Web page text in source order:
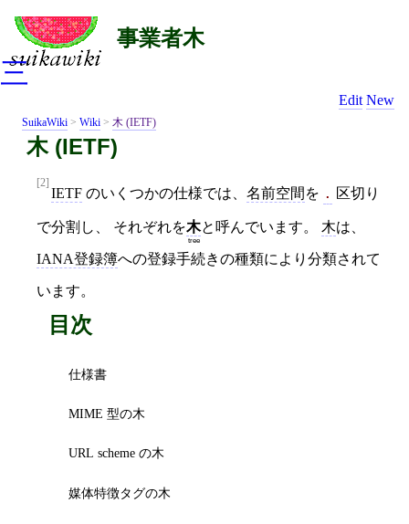
事業者木
Edit New
SuikaWiki > Wiki > 木 (IETF)
木 (IETF)
[2]
IETF のいくつかの仕様では、 名前空間 を . 区切り
で分割し、 それぞれを木
tree
と呼んでいます。 木は、
IANA登録簿への登録手続きの種類により分類されて
います。
目次
仕様書
MIME 型の木
URL scheme の木
媒体特徴タグの木
三